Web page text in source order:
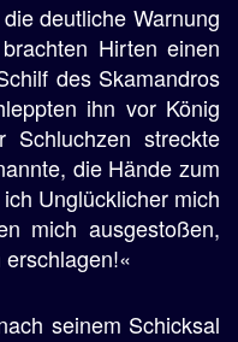
deutliche Warnung
Hirten einen
des Skamandros
ihn vor König
Schluchzen streckte
die Hände zum
Unglücklicher mich
mich ausgestoßen,
seinem Schicksal